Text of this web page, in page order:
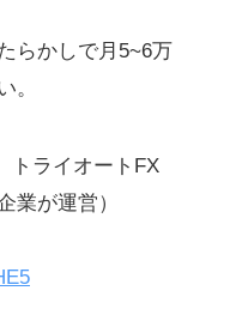
らかしで月5~6万
。
トライオートFX
業が運営）